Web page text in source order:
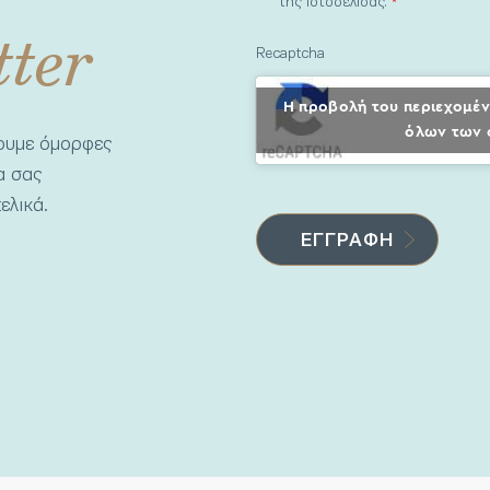
όμορφες
σας
Recaptcha
Η προβολή του
όλων των